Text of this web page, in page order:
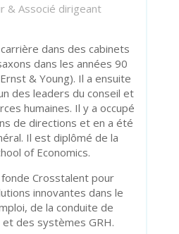
& Associé dirigeant
dans des cabinets
dans les années 90
& Young). Il a ensuite
des leaders du conseil et
humaines. Il y a occupé
de directions et en a été
Il est diplômé de la
of Economics.
Crosstalent pour
innovantes dans le
de la conduite de
des systèmes GRH.